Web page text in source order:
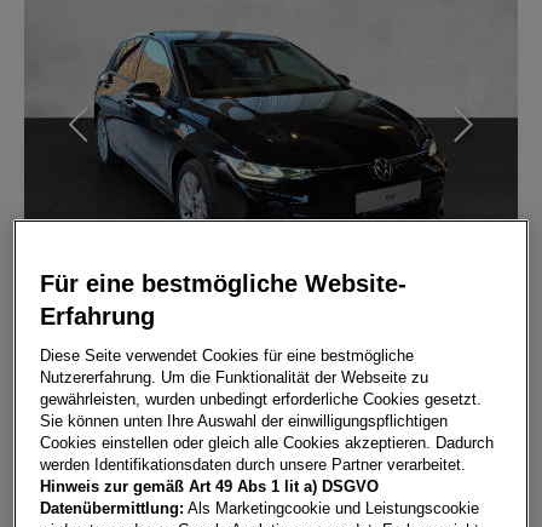
Golf Rabbit eHybrid DSG 150 kW
8931 Großreifling
Leasing Kredit
€290,57**
Für eine bestmögliche Website-
Erfahrung
Diese Seite verwendet Cookies für eine bestmögliche
Nutzererfahrung. Um die Funktionalität der Webseite zu
gewährleisten, wurden unbedingt erforderliche Cookies gesetzt.
Sie können unten Ihre Auswahl der einwilligungspflichtigen
Cookies einstellen oder gleich alle Cookies akzeptieren. Dadurch
werden Identifikationsdaten durch unsere Partner verarbeitet.
Hinweis zur gemäß Art 49 Abs 1 lit a) DSGVO
Datenübermittlung: Als Marketingcookie und Leistungscookie